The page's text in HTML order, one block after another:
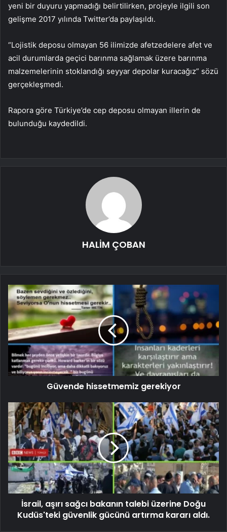
yeni bir duyuru yapmadığı belirtilirken, projeyle ilgili son
gelişme 2017 yılında Twitter’da paylaşıldı.
“Lojistik deposu olmayan 56 ilimizde afetzedelere afet ve
acil durumlarda geçici barınma sağlamak üzere barınma
malzemelerinin stoklandığı seyyar depolar kuracağız” sözü
gerçekleşmedi.
Rapora göre Türkiye’de cep deposu olmayan illerin de
bulunduğu kaydedildi.
HALİM ÇOBAN
Güvende hissetmemiz gerekiyor
İsrail, aşırı sağcı bakanın talebi üzerine Doğu
Kudüs'teki güvenlik gücünü artırma kararı aldı.